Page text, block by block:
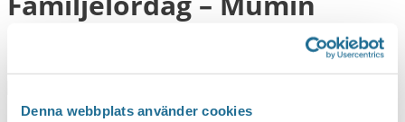
Denna webbplats använder cookies